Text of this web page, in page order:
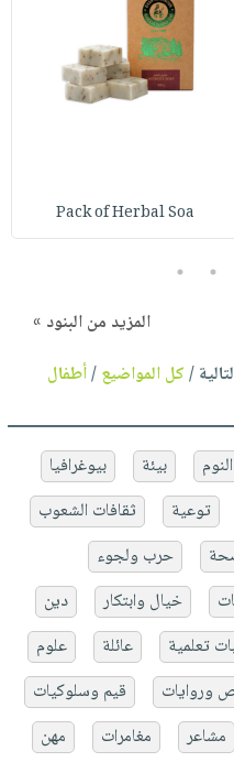
Pack of Herbal Soa
4
5
المزيد من البنود »
/كل المواضيع/أطفال
النوم بيئة
بيوغرافيا
توعية
ثقافات الشعوب
حرب ولجوء
خيال وابتكار
دين
تعلمية عائلة
علوم
وروايات
قيم وسلوكيات
مشاعر مغامرات
مهن